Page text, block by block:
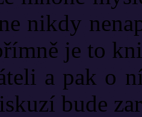
nikdy
je to
a pak o
bude